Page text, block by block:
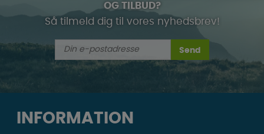
OG TILBUD?
Så tilmeld dig til vores nyhedsbrev!
Send
INFORMATION